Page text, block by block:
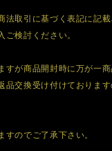
取引に基づく表記に記
ご検討ください。
が商品開封時に万が一商
品交換受け付けておりま
すのでご了承下さい。